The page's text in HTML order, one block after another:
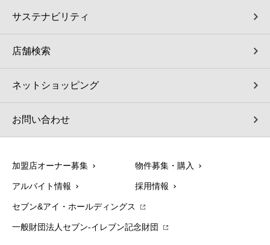
サステナビリティ
店舗検索
ネットショッピング
お問い合わせ
加盟店オーナー募集 物件募集・購入
アルバイト情報 採用情報
セブン&アイ・ホールディングス
一般財団法人セブン-イレブン記念財団